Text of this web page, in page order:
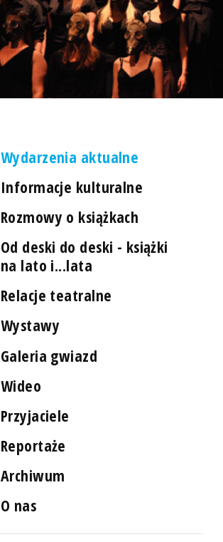
Wydarzenia aktualne
Informacje kulturalne
Rozmowy o książkach
Od deski do deski - książki
na lato i...lata
Relacje teatralne
Wystawy
Galeria gwiazd
Wideo
Przyjaciele
Reportaże
Archiwum
O nas